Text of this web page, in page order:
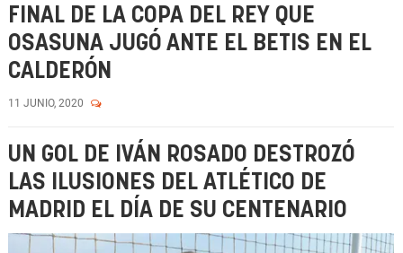
FINAL DE LA COPA DEL REY QUE
OSASUNA JUGÓ ANTE EL BETIS EN EL
CALDERÓN
11 JUNIO, 2020
UN GOL DE IVÁN ROSADO DESTROZÓ
LAS ILUSIONES DEL ATLÉTICO DE
MADRID EL DÍA DE SU CENTENARIO